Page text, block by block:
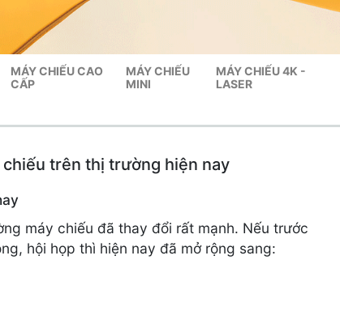
MÁY CHIẾU CAO
CẤP
MÁY CHIẾU
MINI
MÁY CHIẾU 4K -
LASER
trên thị trường hiện nay
máy chiếu đã thay đổi rất mạnh. Nếu trước
hội họp thì hiện nay đã mở rộng sang: